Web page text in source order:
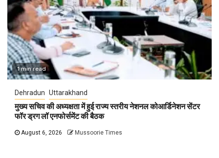
1 min read
Dehradun Uttarakhand
मुख्य सचिव की अध्यक्षता में हुई राज्य स्तरीय नेशनल कोआर्डिनेशन सेंटर
फॉर ड्रग लॉ एनफोर्समेंट की बैठक
August 6, 2026 Mussoorie Times